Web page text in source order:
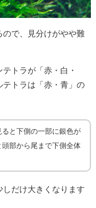
ので、見分けがやや難
トラが「赤・白・
トラは「赤・青」の
と下側の一部に銀色が
部から尾まで下側全体
だけ大きくなります